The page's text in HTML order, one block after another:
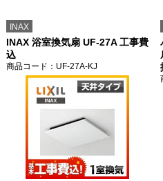
INAX
INAX 浴室換気扇 UF-27A 工事費
込
商品コード ：UF-27A-KJ